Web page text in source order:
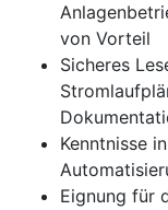
von Vorteil
Sicheres
Kenntnisse
Eignung für